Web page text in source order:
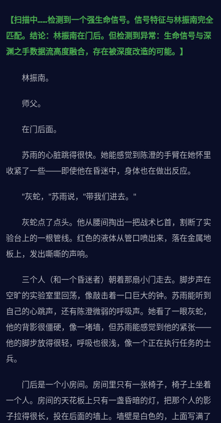
【扫描中……检测到一个强生命信号。信号特征与林振南完全
匹配。结论：林振南在门后。但检测到异常：生命信号与深
渊之手数据流高度融合，存在被深度改造的可能。】
林振南。
师父。
在门后面。
苏雨的心脏跳得很快。她能感觉到陈澄的手臂在她怀里
收紧了一些——即使他在昏迷中，身体也在做出反应。
"灰蛇，"苏雨说，"带我们进去。"
灰蛇点了点头。他从腰间掏出一把战术匕首，割断了实
验台上的一根管线。红色的液体从管口喷出来，落在金属地
板上，发出嘶嘶的声响。
三个人（和一个昏迷者）朝着那扇小门走去。脚步声在
空旷的实验室里回荡，像敲击着一口巨大的钟。苏雨能听到
自己的心跳声，还有陈澄微弱的呼吸声。她看了一眼灰蛇，
他的背影很僵硬，像一堵墙，但苏雨能感觉到他的紧张——
他的脚步放得很轻，呼吸也很浅，像一个正在执行任务的士
兵。
门后是一个小房间。房间里只有一张椅子，椅子上坐着
一个人。房间的天花板上只有一盏昏暗的灯，把那个人的影
子拉得很长，投在后面的墙上。墙壁是白色的，上面写满了